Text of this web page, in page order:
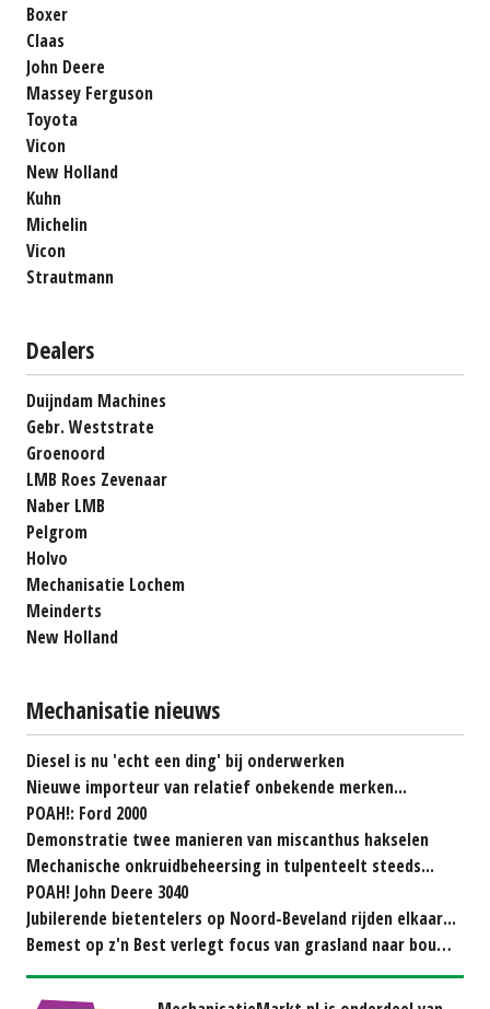
Boxer
Claas
John Deere
Massey Ferguson
Toyota
Vicon
New Holland
Kuhn
Michelin
Vicon
Strautmann
Dealers
Duijndam Machines
Gebr. Weststrate
Groenoord
LMB Roes Zevenaar
Naber LMB
Pelgrom
Holvo
Mechanisatie Lochem
Meinderts
New Holland
Mechanisatie nieuws
Diesel is nu 'echt een ding' bij onderwerken
Nieuwe importeur van relatief onbekende merken...
POAH!: Ford 2000
Demonstratie twee manieren van miscanthus hakselen
Mechanische onkruidbeheersing in tulpenteelt steeds...
POAH! John Deere 3040
Jubilerende bietentelers op Noord-Beveland rijden elkaar...
Bemest op z'n Best verlegt focus van grasland naar bouwland